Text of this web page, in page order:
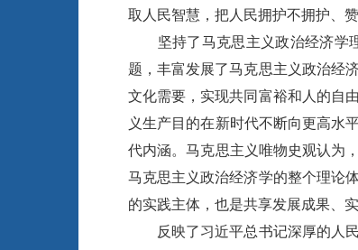
取人民智慧，把人民拥护不拥护、
坚持了马克思主义政治经济学理
题，丰富发展了马克思主义政治经
文化需要，实现共同富裕和人的自
义生产目的在新时代不断向更高水
代内涵。马克思主义唯物史观认为
马克思主义政治经济学的整个理论
的实践主体，也是共享发展成果、
反映了习近平总书记深厚的人民